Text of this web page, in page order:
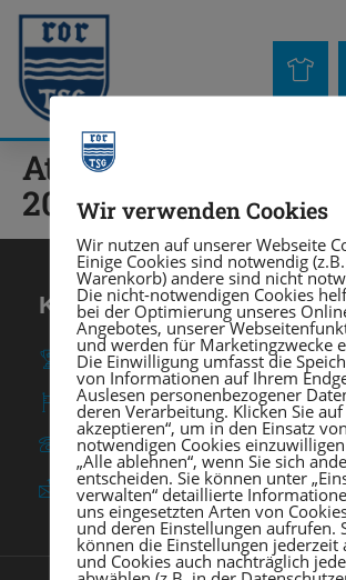
Athletiktraining
2010 bis 2014
KONTAKT
TSG Heidelberg-Rohrbach e. V.
Am Rohrbach 57 ∙ 69126
0 62 21 / 37 03 - 0
info@tsgrohrbach.de
Wir verwenden Cookies
Wir nutzen auf unserer Webseite
Einige Cookies sind notwendig
Warenkorb) andere sind nicht
Die nicht-notwendigen Cookies
bei der Optimierung unseres
Angebotes, unserer
und werden für Marketingzwecke
Die Einwilligung umfasst die
von Informationen auf Ihrem
Auslesen personenbezogener
deren Verarbeitung. Klicken Sie auf
akzeptieren“, um in den Einsatz
notwendigen Cookies
„Alle ablehnen“, wenn Sie sich
entscheiden. Sie können unter
verwalten“ detaillierte
uns eingesetzten Arten von
und deren Einstellungen aufrufen.
können die Einstellungen jederzeit
und Cookies auch nachträglich